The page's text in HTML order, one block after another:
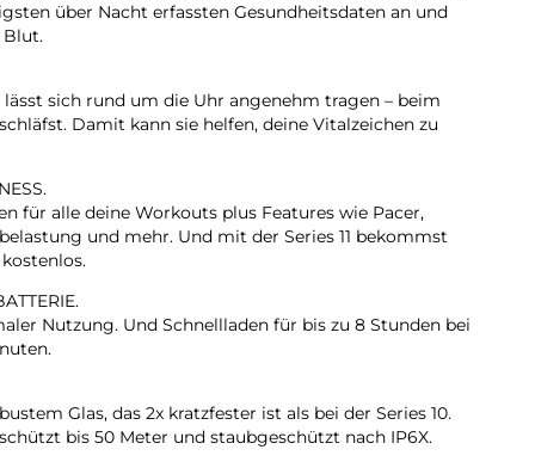
über Nacht erfassten Gesundheitsdaten an und
Blut.
lässt sich rund um die Uhr angenehm tragen – beim
Damit kann sie helfen, deine Vitalzeichen zu
für alle deine Workouts plus Features wie Pacer,
und mehr. Und mit der Series 11 bekommst
Nutzung. Und Schnellladen für bis zu 8 Stunden bei
Glas, das 2x kratzfester ist als bei der Series 10.
bis 50 Meter und staubgeschützt nach IP6X.